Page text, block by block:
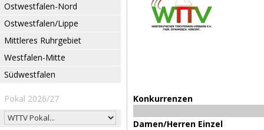
Ostwestfalen-Nord
Ostwestfalen/Lippe
Mittleres Ruhrgebiet
Westfalen-Mitte
Südwestfalen
Pokal 2026/27 Konkurrenzen
Damen/Herren Einzel